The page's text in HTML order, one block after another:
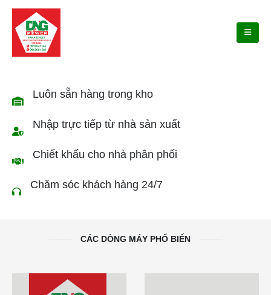
Luôn sẵn hàng trong kho
Nhập trực tiếp từ nhà sản xuất
Chiết khấu cho nhà phân phối
Chăm sóc khách hàng 24/7
CÁC DÒNG MÁY PHỔ BIẾN